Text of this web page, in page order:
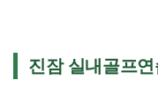
진잠 실내골프